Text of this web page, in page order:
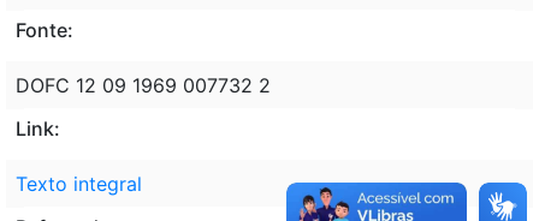
Fonte:
DOFC 12 09 1969 007732 2
Link:
Texto integral